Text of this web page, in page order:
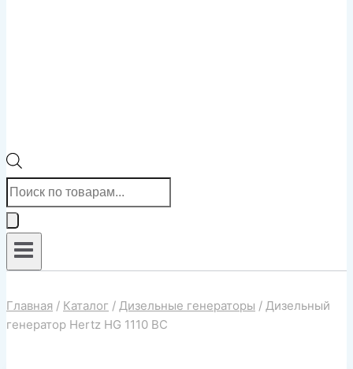
Поиск
товаров
Главная / Каталог / Дизельные генераторы / Дизельный
генератор Hertz HG 1110 BC